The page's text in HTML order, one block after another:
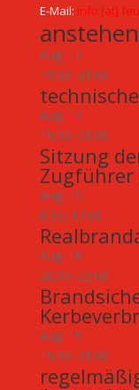
E-Mail: info [at]
Aug. 12
19:00–21:00
Aug. 12
19:00–21:00
Sitzung
Aug. 15
8:00–17:00
Aug. 18
20:00–22:00
Aug. 19
19:00–21:00